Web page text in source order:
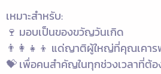
เหมาะสำหรับ:
🍷 มอบเป็นของขวัญวันเกิด
👨‍👩‍👧‍👦 แด่ญาติผู้ใหญ่ที่คุณเคาร
💝 เพื่อคนสำคัญในทุกช่วงเวลาที่ต้อ